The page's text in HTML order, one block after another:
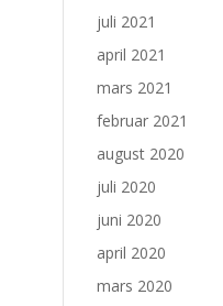
juli 2021
april 2021
mars 2021
februar 2021
august 2020
juli 2020
juni 2020
april 2020
mars 2020